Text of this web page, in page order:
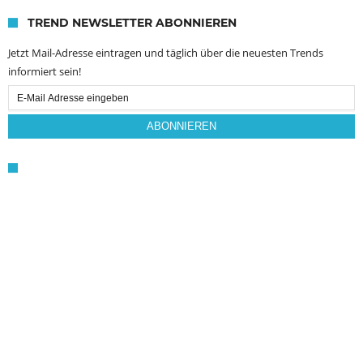
TREND NEWSLETTER ABONNIEREN
Jetzt Mail-Adresse eintragen und täglich über die neuesten Trends
informiert sein!
Email
Subscription
ABONNIEREN